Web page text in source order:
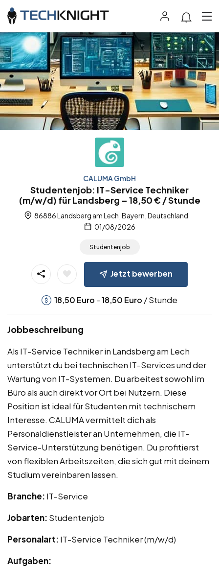
CALUMA GmbH
Studentenjob: IT-Service Techniker
(m/w/d) für Landsberg – 18,50 € / Stunde
86886 Landsberg am Lech, Bayern, Deutschland
01/08/2026
Studentenjob
Jetzt bewerben
18,50 Euro -18,50 Euro / Stunde
Jobbeschreibung
Als IT-Service Techniker in Landsberg am Lech
unterstützt du bei technischen IT-Services und der
Wartung von IT-Systemen. Du arbeitest sowohl im
Büro als auch direkt vor Ort bei Nutzern. Diese
Position ist ideal für Studenten mit technischem
Interesse. CALUMA vermittelt dich als
Personaldienstleister an Unternehmen, die IT-
Service-Unterstützung benötigen. Du profitierst
von flexiblen Arbeitszeiten, die sich gut mit deinem
Studium vereinbaren lassen.
Branche: IT-Service
Jobarten: Studentenjob
Personalart: IT-Service Techniker (m/w/d)
Aufgaben: